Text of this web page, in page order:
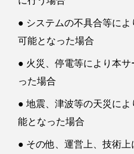
● システムの不具合等に
可能となった場合
● 火災、停電等により本
った場合
● 地震、津波等の天災に
能となった場合
● その他、運営上、技術